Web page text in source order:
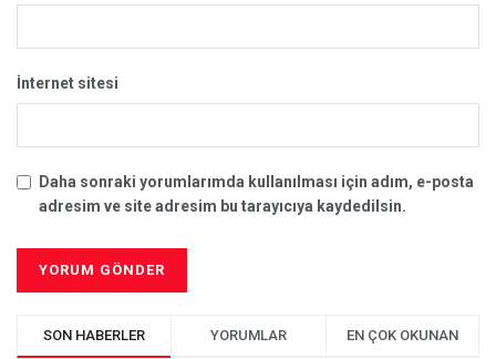
İnternet sitesi
Daha sonraki yorumlarımda kullanılması için adım, e-posta
adresim ve site adresim bu tarayıcıya kaydedilsin.
SON HABERLER YORUMLAR EN ÇOK OKUNAN